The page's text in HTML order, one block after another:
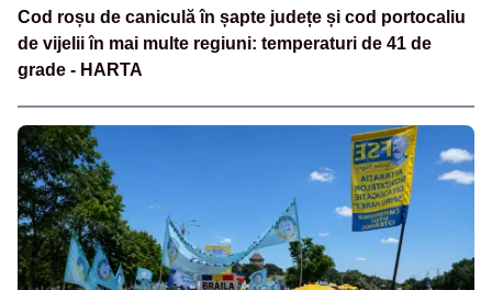
Cod roșu de caniculă în șapte județe și cod portocaliu
de vijelii în mai multe regiuni: temperaturi de 41 de
grade - HARTA